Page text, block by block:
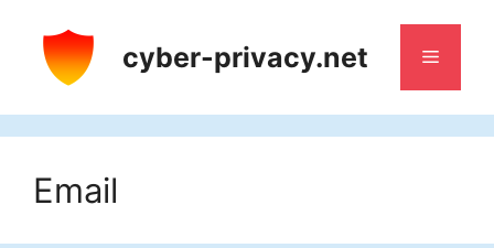
contenido
cyber-privacy.net Menú
Email